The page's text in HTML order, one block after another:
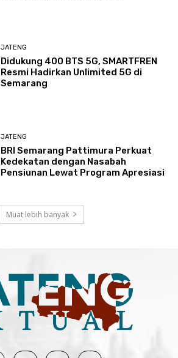
JATENG
Didukung 400 BTS 5G, SMARTFREN
Resmi Hadirkan Unlimited 5G di
Semarang
JATENG
BRI Semarang Pattimura Perkuat
Kedekatan dengan Nasabah
Pensiunan Lewat Program Apresiasi
Muat lebih banyak